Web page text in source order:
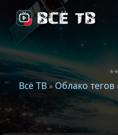
**
Всё ТВ»Облако тегов